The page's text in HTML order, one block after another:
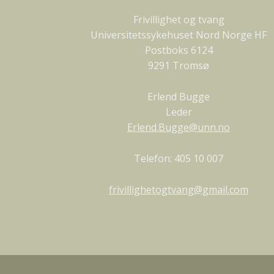
Frivillighet og tvang
Universitetssykehuset Nord Norge HF
Postboks 6124
9291 Tromsø
Erlend Bugge
Leder
Erlend.Bugge@unn.no
Telefon: 405 10 007
frivillighetogtvang@gmail.com